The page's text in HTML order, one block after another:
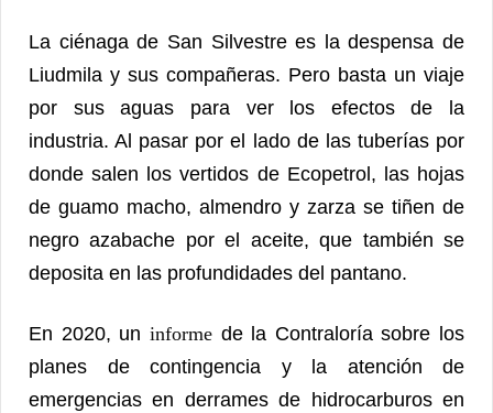
La ciénaga de San Silvestre es la despensa de
Liudmila y sus compañeras. Pero basta un viaje
por sus aguas para ver los efectos de la
industria. Al pasar por el lado de las tuberías por
donde salen los vertidos de Ecopetrol, las hojas
de guamo macho, almendro y zarza se tiñen de
negro azabache por el aceite, que también se
deposita en las profundidades del pantano.
En 2020, un informede la Contraloría sobre los
planes de contingencia y la atención de
emergencias en derrames de hidrocarburos en